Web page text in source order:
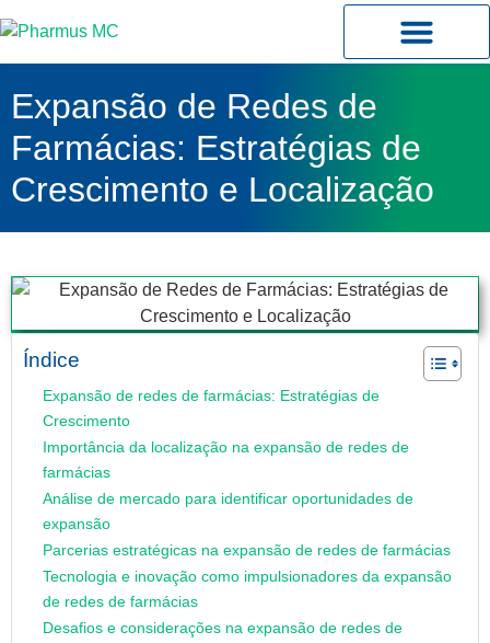
Expansão de Redes de
Farmácias: Estratégias de
Crescimento e Localização
Índice
Expansão de redes de farmácias: Estratégias de
Crescimento
Importância da localização na expansão de redes de
farmácias
Análise de mercado para identificar oportunidades de
expansão
Parcerias estratégicas na expansão de redes de farmácias
Tecnologia e inovação como impulsionadores da expansão
de redes de farmácias
Desafios e considerações na expansão de redes de